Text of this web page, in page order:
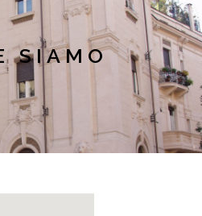
SIAMO